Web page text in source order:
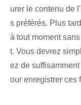
urer le contenu de
s préférés. Plus
à tout moment
t. Vous devrez
ez de
our enregistrer ces